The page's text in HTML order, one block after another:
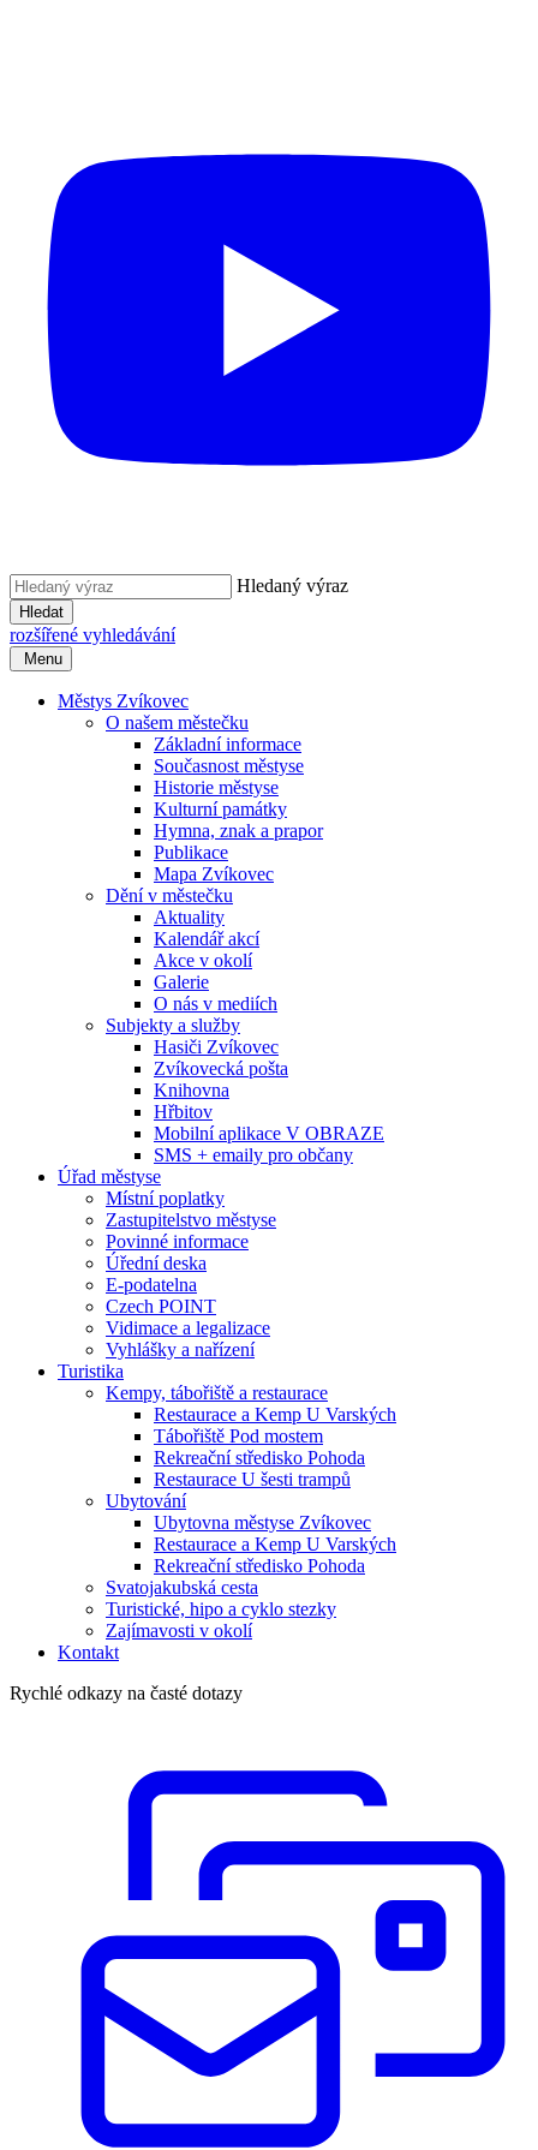
Hledaný výraz
Hledat
rozšířené vyhledávání
Menu
Městys Zvíkovec
O našem městečku
Základní informace
Současnost městyse
Historie městyse
Kulturní památky
Hymna, znak a prapor
Publikace
Mapa Zvíkovec
Dění v městečku
Aktuality
Kalendář akcí
Akce v okolí
Galerie
O nás v mediích
Subjekty a služby
Hasiči Zvíkovec
Zvíkovecká pošta
Knihovna
Hřbitov
Mobilní aplikace V OBRAZE
SMS + emaily pro občany
Úřad městyse
Místní poplatky
Zastupitelstvo městyse
Povinné informace
Úřední deska
E-podatelna
Czech POINT
Vidimace a legalizace
Vyhlášky a nařízení
Turistika
Kempy, tábořiště a restaurace
Restaurace a Kemp U Varských
Tábořiště Pod mostem
Rekreační středisko Pohoda
Restaurace U šesti trampů
Ubytování
Ubytovna městyse Zvíkovec
Restaurace a Kemp U Varských
Rekreační středisko Pohoda
Svatojakubská cesta
Turistické, hipo a cyklo stezky
Zajímavosti v okolí
Kontakt
Rychlé odkazy na časté dotazy